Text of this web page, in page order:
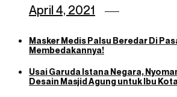
April 4, 2021
Masker Medis Palsu Beredar Di
Membedakannya!
Usai Garuda Istana Negara,
Desain Masjid Agung untuk Ibu